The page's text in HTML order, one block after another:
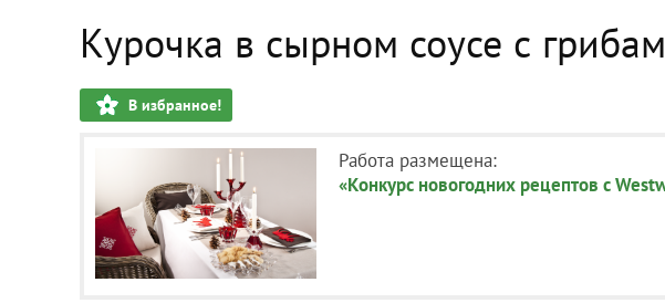
Курочка в сырном соусе с
В избранное!
Работа размещена:
«Конкурс новогодних рецептов с